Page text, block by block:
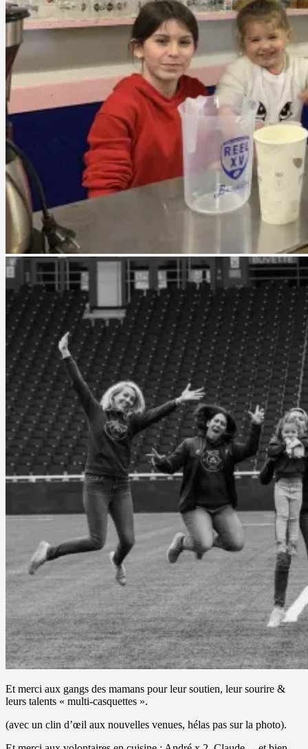
Et merci aux gangs des mamans pour leur soutien, leur sourire &
leurs talents « multi-casquettes ».
(avec un clin d’œil aux nouvelles venues, hélas pas sur la photo).